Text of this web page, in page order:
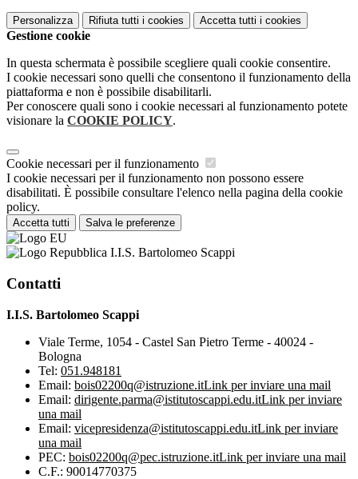
Personalizza Rifiuta tutti i cookies Accetta tutti i cookies
Gestione cookie
In questa schermata è possibile scegliere quali cookie consentire.
I cookie necessari sono quelli che consentono il funzionamento della
piattaforma e non è possibile disabilitarli.
Per conoscere quali sono i cookie necessari al funzionamento potete
visionare la COOKIE POLICY.
Cookie necessari per il funzionamento
I cookie necessari per il funzionamento non possono essere
disabilitati. È possibile consultare l'elenco nella pagina della cookie
policy.
Accetta tutti Salva le preferenze
I.I.S. Bartolomeo Scappi
Contatti
I.I.S. Bartolomeo Scappi
Viale Terme, 1054 - Castel San Pietro Terme - 40024 -
Bologna
Tel: 051.948181
Email: bois02200q@istruzione.itLink per inviare una mail
Email: dirigente.parma@istitutoscappi.edu.itLink per inviare
una mail
Email: vicepresidenza@istitutoscappi.edu.itLink per inviare
una mail
PEC: bois02200q@pec.istruzione.itLink per inviare una mail
C.F.: 90014770375